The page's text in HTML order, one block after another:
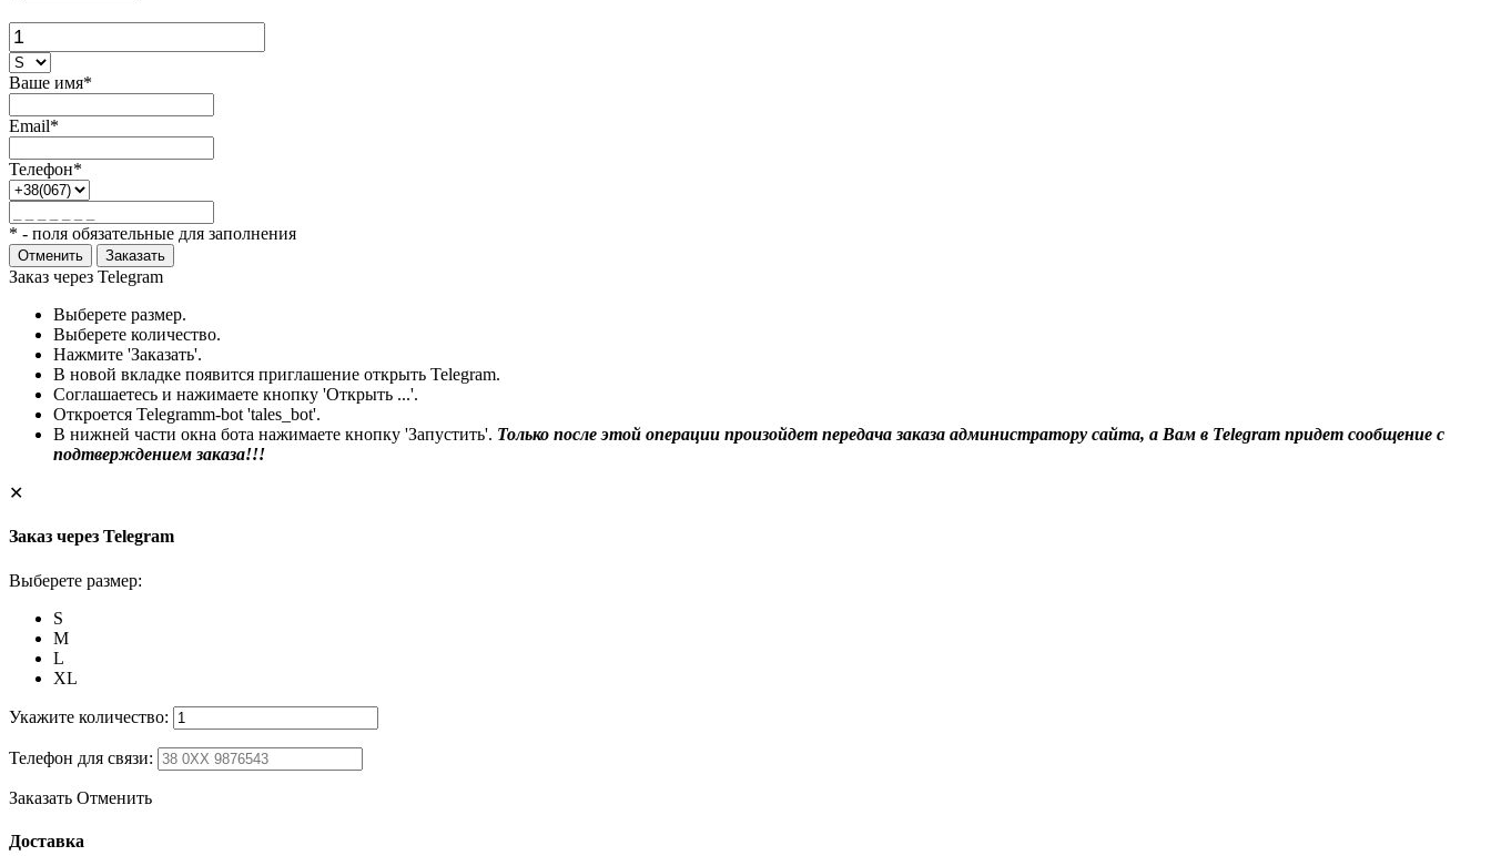
Ваше имя*
Email*
Телефон*
* - поля обязательные для заполнения
Отменить Заказать
Заказ через Telegram
Выберете размер.
Выберете количество.
Нажмите 'Заказать'.
В новой вкладке появится приглашение открыть Telegram.
Соглашаетесь и нажимаете кнопку 'Открыть ...'.
Откроется Telegramm-bot 'tales_bot'.
В нижней части окна бота нажимаете кнопку 'Запустить'. Только после этой операции произойдет передача заказа администратору сайта, а Вам в Telegram придет сообщение с
подтверждением заказа!!!
✕
Заказ через Telegram
Выберете размер:
S
M
L
XL
Укажите количество:
Телефон для связи:
Заказать Отменить
Доставка